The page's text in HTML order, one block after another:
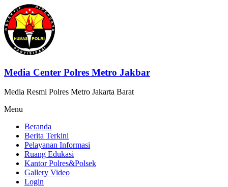
Lompat
ke
konten
Media Center Polres Metro Jakbar
Media Resmi Polres Metro Jakarta Barat
Menu
Beranda
Berita Terkini
Pelayanan Informasi
Ruang Edukasi
Kantor Polres&Polsek
Gallery Video
Login